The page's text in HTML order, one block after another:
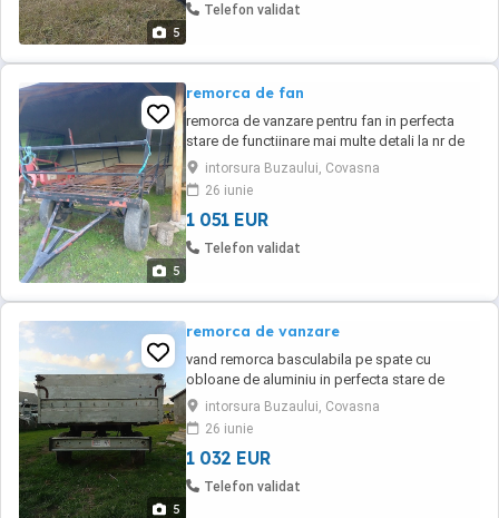
5
Telefon validat
5
remorca de fan
remorca de vanzare pentru fan in perfecta
stare de functiinare mai multe detali la nr de
telefon
intorsura Buzaului, Covasna
26 iunie
1 051 EUR
Telefon validat
5
remorca de vanzare
vand remorca basculabila pe spate cu
obloane de aluminiu in perfecta stare de
functionare mai multe detali la nr de telefon
intorsura Buzaului, Covasna
26 iunie
1 032 EUR
Telefon validat